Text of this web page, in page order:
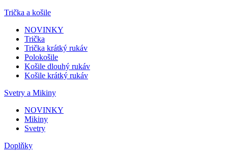
Trička a košile
NOVINKY
Trička
Trička krátký rukáv
Polokošile
Košile dlouhý rukáv
Košile krátký rukáv
Svetry a Mikiny
NOVINKY
Mikiny
Svetry
Doplňky